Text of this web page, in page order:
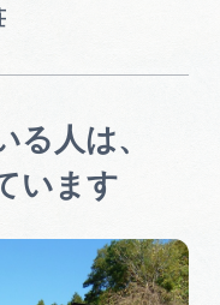
る人は、
います